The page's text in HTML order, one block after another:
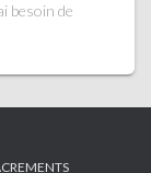
besoin de